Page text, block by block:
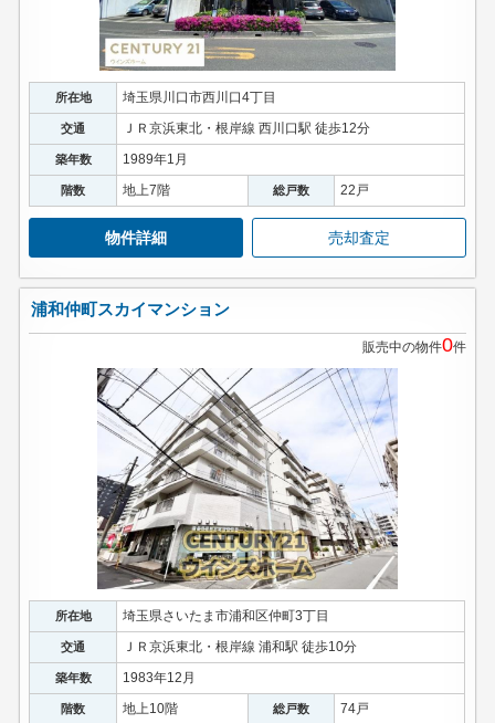
所在地 埼玉県川口市西川口4丁目
交通 ＪＲ京浜東北・根岸線 西川口駅 徒歩12分
築年数 1989年1月
階数 地上7階 総戸数 22戸
物件詳細 売却査定
浦和仲町スカイマンション
販売中の物件0件
所在地 埼玉県さいたま市浦和区仲町3丁目
交通 ＪＲ京浜東北・根岸線 浦和駅 徒歩10分
築年数 1983年12月
階数 地上10階 総戸数 74戸